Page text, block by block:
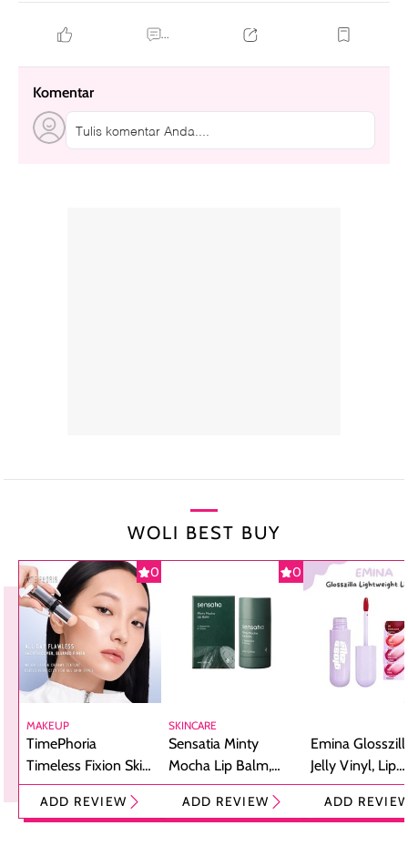
...
Komentar
Tulis komentar Anda....
WOLI BEST BUY
0
MAKEUP
TimePhoria
Timeless Fixion Skin
Tint Stick,
Foundation dan
ADD REVIEW
0
SKINCARE
Sensatia Minty
Mocha Lip Balm,
Pelembap Bibir
dengan Aroma
ADD REVIEW
Emina
Jelly Vinyl, Lip
Cream Glossy
Ringan
ADD